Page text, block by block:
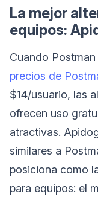
La mejor
equipos:
Cuando
precios de
$14/usuario, las
ofrecen uso
atractivas.
similares a
posiciona como
para equipos: el